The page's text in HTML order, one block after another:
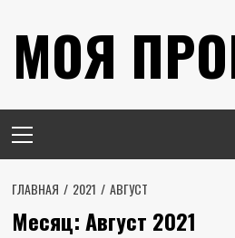
содержимому
МОЯ
меню
ГЛАВНАЯ 2021 АВГУСТ
Месяц:Август 2021